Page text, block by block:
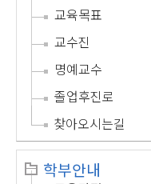
교육목표
교수진
명예교수
졸업후진로
찾아오시는길
학부안내